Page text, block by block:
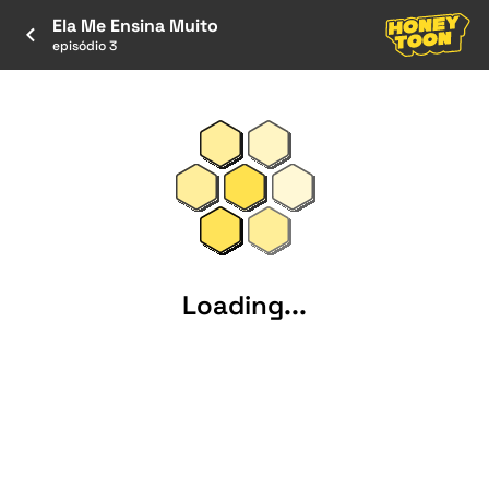
Ela Me Ensina Muito
episódio 3
Loading...